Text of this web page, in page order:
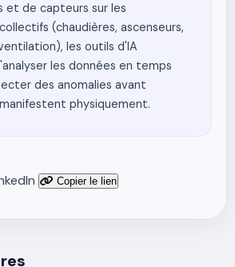
et de capteurs sur les
(chaudières, ascenseurs,
les outils d'IA
les données en temps
des anomalies avant
physiquement.
Copier le lien